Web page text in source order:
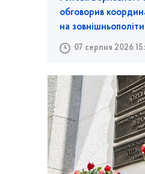
обговорив
на
07 серпня 2026